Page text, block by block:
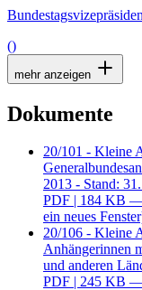
()
mehr anzeigen
Dokumente
20/101 - Kleine
2013 - Stand:
PDF | 184 KB —
ein neues
20/106 - Kleine
Anhängerinnen
und anderen
PDF | 245 KB —